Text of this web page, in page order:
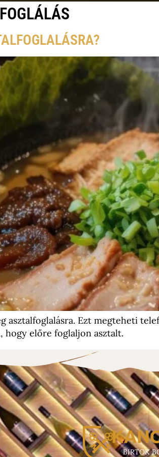
FOGLÁLÁS
asztalfoglalásra. Ezt megteheti
hogy előre foglaljon asztalt.
BIRTOK